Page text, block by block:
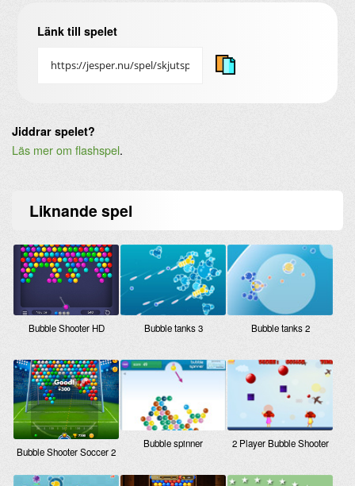
Länk till spelet
Jiddrar spelet?
Läs mer om flashspel.
Liknandespel
Bubble Shooter HD Bubble tanks 3 Bubble tanks 2
Bubble Shooter Soccer 2
Bubble spinner 2 Player Bubble Shooter